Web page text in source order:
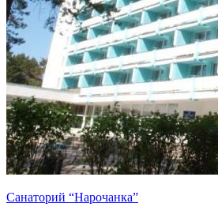
Санаторий “Нарочанка”